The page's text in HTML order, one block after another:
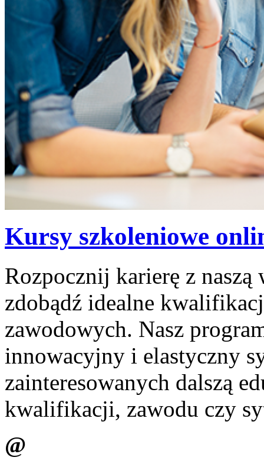
Kursy szkoleniowe
Rozpocznij karierę z
zdobądź idealne
zawodowych. Nasz
innowacyjny i elastyczny
zainteresowanych dalszą
kwalifikacji, zawodu czy
@